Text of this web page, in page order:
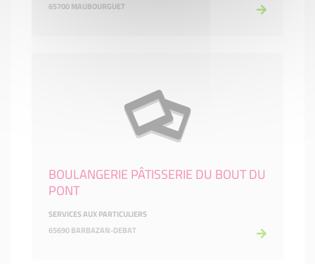
65700 MAUBOURGUET
BOULANGERIE PÂTISSERIE DU BOUT DU
PONT
SERVICES AUX PARTICULIERS
65690 BARBAZAN-DEBAT